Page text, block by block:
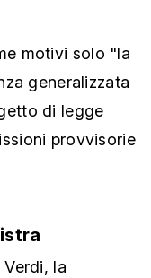
motivi solo "la
generalizzata
di legge
provvisorie
la